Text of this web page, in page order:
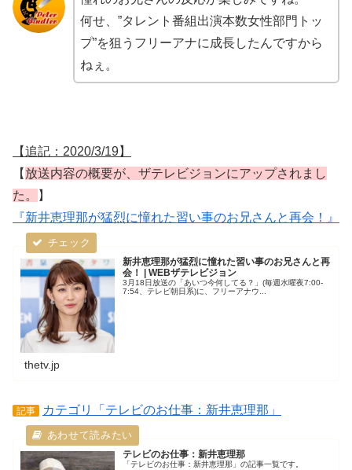
何せ、”タレント番組出演本数女性部門トッ
プ”を狙うフリーアナに成長したんですから
ねぇ。
【追記：2020/3/19】
【 放送内容の概要が、ザテレビジョンにアップされまし
た。
】
『新井恵理那が猛烈に憧れた習い事のお兄さんと再会！』
新井恵理那が猛烈に憧れた習い事のお兄さんと再
会！ | WEBザテレビジョン
3月18日放送の「あいつ今何してる？」(毎週水曜夜7:00-
7:54、テレビ朝日系)に、フリーアナウ...
thetv.jp
記事 カテゴリ「テレビのお仕事：新井恵理那」
テレビのお仕事：新井恵理那
「テレビのお仕事：新井恵理那」の記事一覧です。